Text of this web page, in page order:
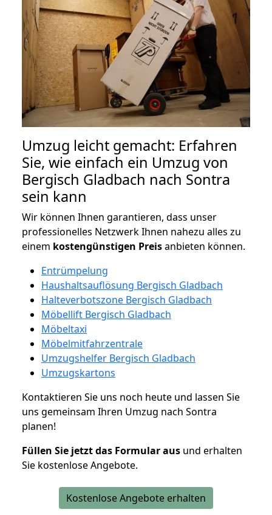
Umzug leicht gemacht: Erfahren
Sie, wie einfach ein Umzug von
Bergisch Gladbach nach Sontra
sein kann
Wir können Ihnen garantieren, dass unser
professionelles Netzwerk Ihnen nahezu alles zu
einem kostengünstigen Preisanbieten können.
Entrümpelung
Haushaltsauflösung Bergisch Gladbach
Halteverbotszone Bergisch Gladbach
Möbellift Bergisch Gladbach
Möbeltaxi
Möbelmitfahrzentrale
Umzugshelfer Bergisch Gladbach
Umzugskartons
Kontaktieren Sie uns noch heute und lassen Sie
uns gemeinsam Ihren Umzug nach Sontra
planen!
Füllen Sie jetzt das Formular aus und erhalten
Sie kostenlose Angebote.
Kostenlose Angebote erhalten